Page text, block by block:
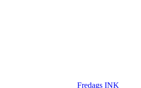
Fredags INK